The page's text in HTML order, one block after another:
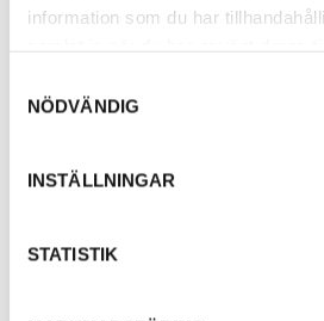
information som du har
NÖDVÄNDIG
INSTÄLLNINGAR
STATISTIK